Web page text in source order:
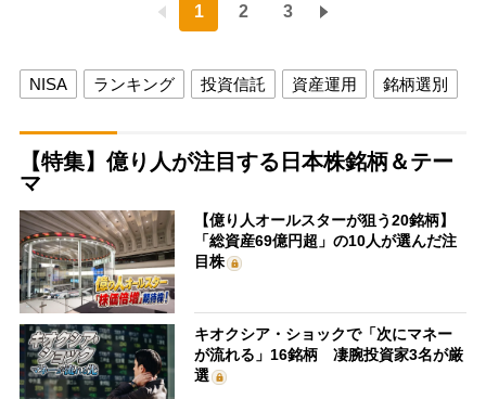
1 2 3
NISA ランキング 投資信託 資産運用 銘柄選別
【特集】億り人が注目する日本株銘柄＆テー
マ
【億り人オールスターが狙う20銘柄】
「総資産69億円超」の10人が選んだ注
目株
キオクシア・ショックで「次にマネー
が流れる」16銘柄 凄腕投資家3名が厳
選